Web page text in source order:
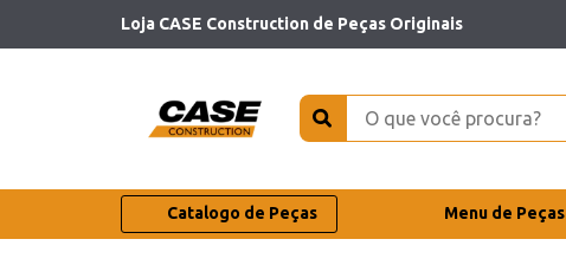
Loja CASE Construction de Peças Originais
Catalogo de Peças Menu de Peças